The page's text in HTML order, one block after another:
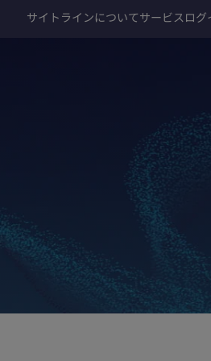
サイトラインについてサービスログ